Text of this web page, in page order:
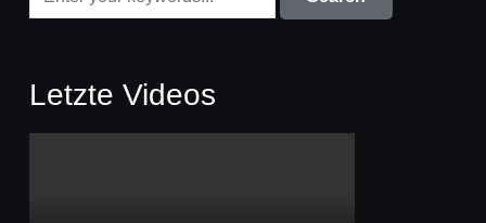
Letzte Videos